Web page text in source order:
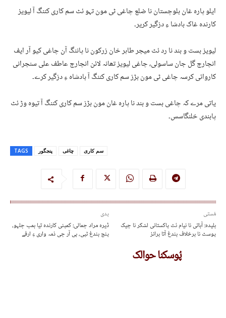
ایلو پارہ غان بلوچستان نا ضلع چاغی ٹی مون تہو ئٹ سم کاری کننگ آ لیویز
کارندہ غاک بادشا ءِ دزگیر کریر۔
لیویز بست و بند نا رد ئٹ میجر طاہر خان زرکون نا پاننگ آن چاغی کیو آر ایف
انچارج گل جان ساسولی، چاغی لیویز تھانہ لائن انچارج عاطف علی سنجرانی
کاروائی کرسہ چاغی ٹی مون بڑز سم کاری کننگ آ بادشاہ ءِ دزگیر کرے۔
یاتی مرے کہ چاغی بست و بند نا پارہ غان مون بڑز سم کاری کننگ آ تیوہ وڑ ئٹ
پابندی خلنگاسس۔
TAGS پنجگور چاغی سم کاری
پدی
ڈیرہ مراد جمالی: کمپنی کارندہ تیا بمب جلہو،
پنچ بندغ ٹپی، بی آر جی ذمہ واری ءِ ارفے
مُستی
بلیدہ: آباتی نا نیام ئٹ پاکستانی لشکر نا چیک
پوسٹ نا برخلاف بندغ آتا برانز
پُوسکنا حوالک